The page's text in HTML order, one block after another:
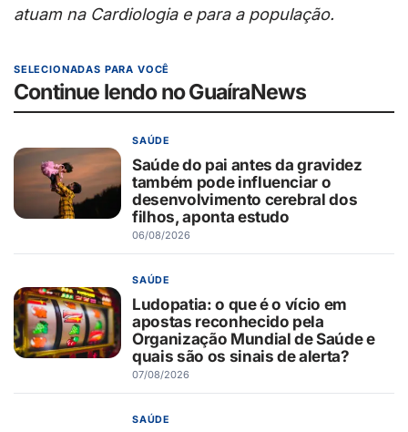
atuam na Cardiologia e para a população.
SELECIONADAS PARA VOCÊ
Continue lendo no GuaíraNews
SAÚDE
Saúde do pai antes da gravidez
também pode influenciar o
desenvolvimento cerebral dos
filhos, aponta estudo
06/08/2026
SAÚDE
Ludopatia: o que é o vício em
apostas reconhecido pela
Organização Mundial de Saúde e
quais são os sinais de alerta?
07/08/2026
SAÚDE